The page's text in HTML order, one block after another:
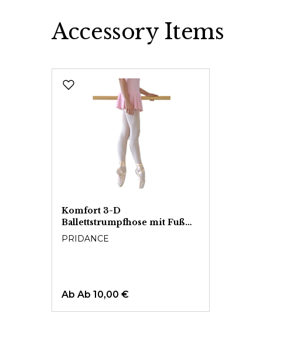
Accessory Items
Komfort 3-D
Ballettstrumpfhose mit Fuß
60DEN
PRIDANCE
Ab Ab 10,00 €